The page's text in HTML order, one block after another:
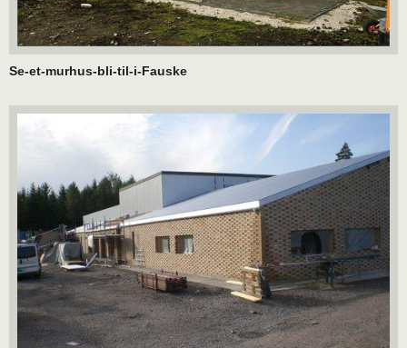
Se-et-murhus-bli-til-i-Fauske